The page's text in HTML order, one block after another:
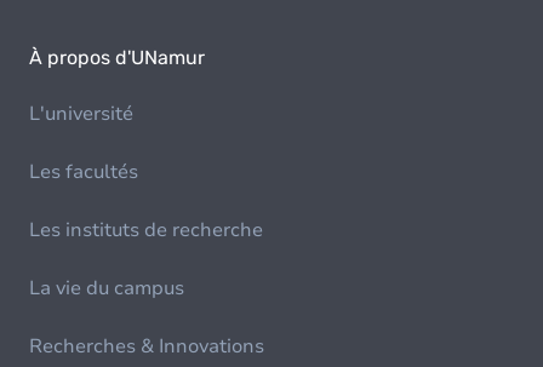
À propos d'UNamur
L'université
Les facultés
Les instituts de recherche
La vie du campus
Recherches & Innovations